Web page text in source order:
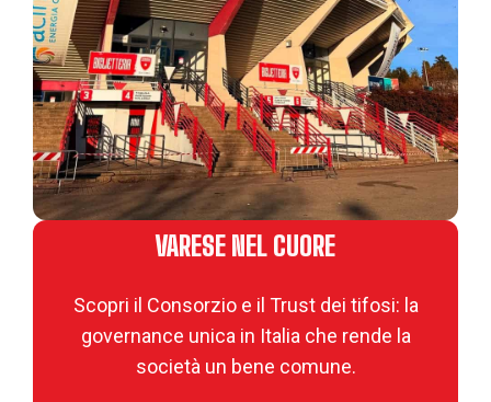
VARESE NEL CUORE
Scopri il Consorzio e il Trust dei tifosi: la
governance unica in Italia che rende la
società un bene comune.